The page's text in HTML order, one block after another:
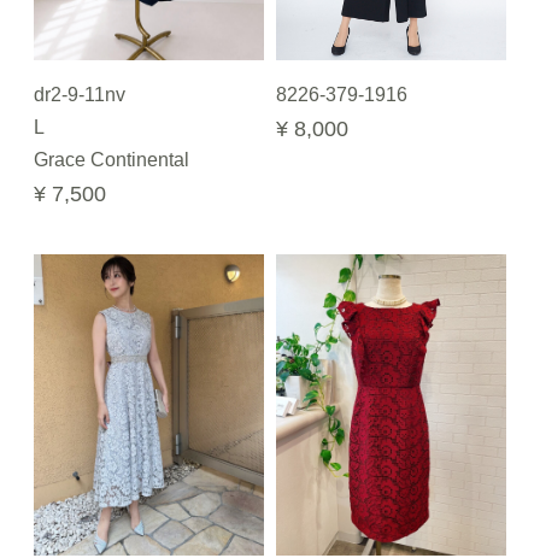
dr2-9-11nv
L
Grace Continental
¥ 7,500
8226-379-1916
¥ 8,000